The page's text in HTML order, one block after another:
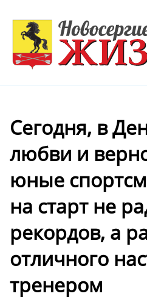
Сегодня, в
любви и
юные
на старт не
рекордов, а
отличного
тренером